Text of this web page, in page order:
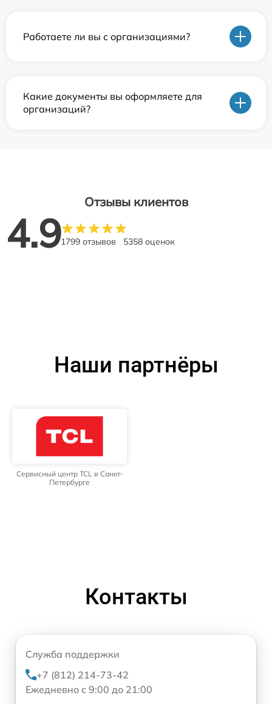
Работаете ли вы с организациями?
Какие документы вы оформляете для
организаций?
Отзывы клиентов
4.91799 отзывов 5358 оценок
Наши партнёры
Сервисный центр TCL в Санкт-
Петербурге
Контакты
Служба поддержки
+7 (812) 214-73-42
Ежедневно с 9:00 до 21:00